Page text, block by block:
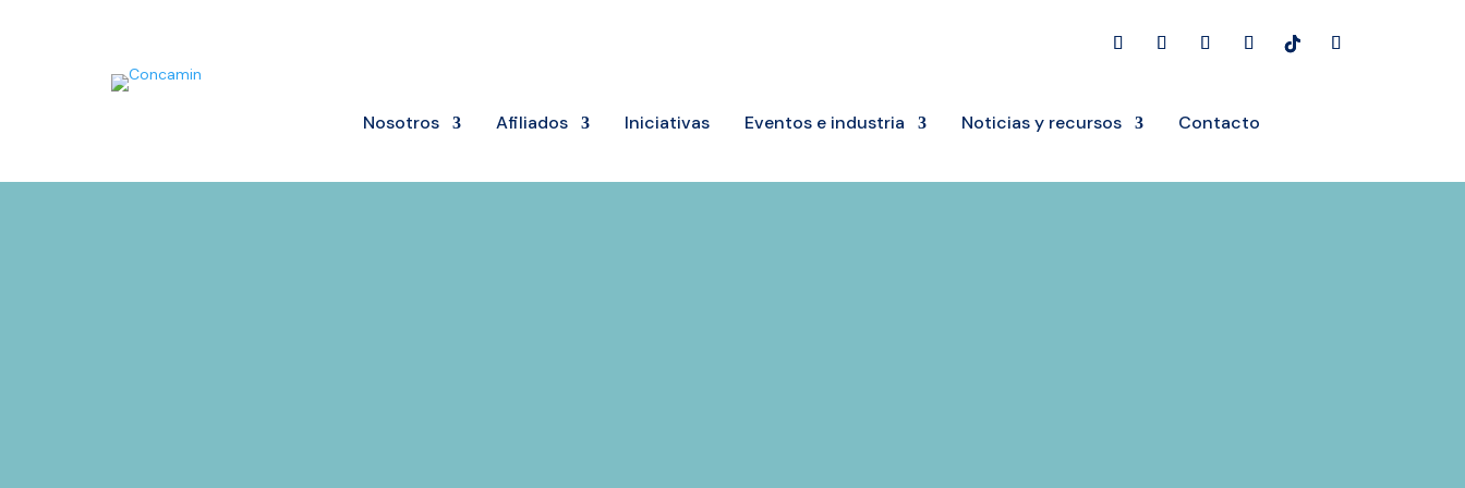
Nosotros Afiliados Iniciativas Eventos e industria Noticias y recursos Contacto